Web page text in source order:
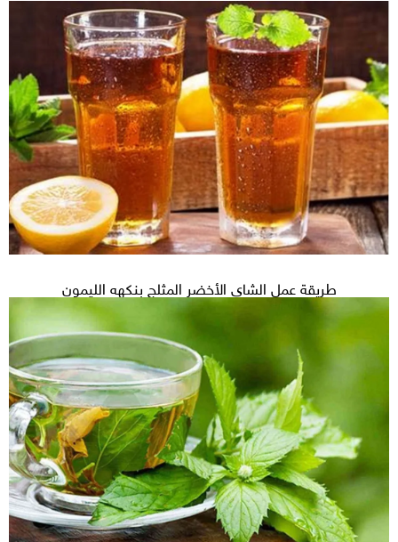
طريقة عمل الشاي الأخضر المثلج بنكهه الليمون